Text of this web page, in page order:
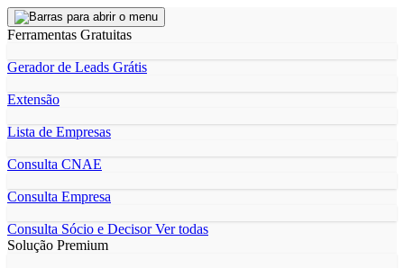
Ferramentas Gratuitas
Gerador de Leads Grátis
Extensão
Lista de Empresas
Consulta CNAE
Consulta Empresa
Consulta Sócio e DecisorVer todas
Solução Premium